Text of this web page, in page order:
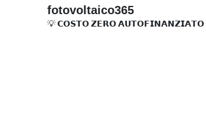
fotovoltaico365
💡 𝗖𝗢𝗦𝗧𝗢 𝗭𝗘𝗥𝗢 𝗔𝗨𝗧𝗢𝗙𝗜𝗡𝗔𝗡𝗭𝗜𝗔𝗧𝗢